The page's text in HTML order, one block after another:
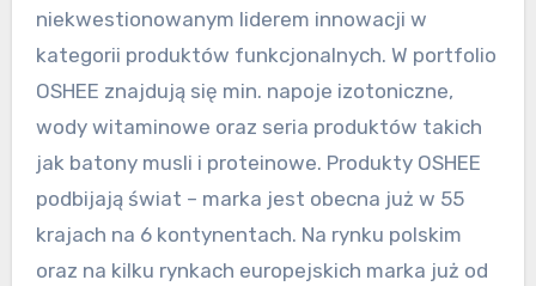
niekwestionowanym liderem innowacji w
kategorii produktów funkcjonalnych. W portfolio
OSHEE znajdują się min. napoje izotoniczne,
wody witaminowe oraz seria produktów takich
jak batony musli i proteinowe. Produkty OSHEE
podbijają świat – marka jest obecna już w 55
krajach na 6 kontynentach. Na rynku polskim
oraz na kilku rynkach europejskich marka już od